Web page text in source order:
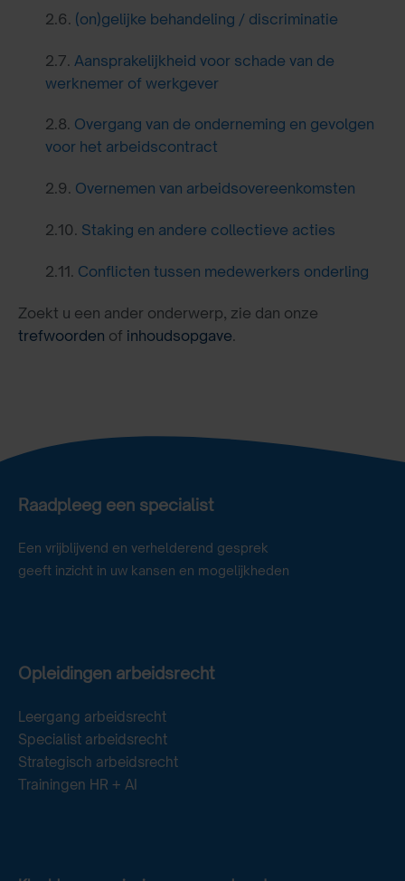
2.6. (on)gelijke behandeling / discriminatie
2.7. Aansprakelijkheid voor schade van de
werknemer of werkgever
2.8. Overgang van de onderneming en gevolgen
voor het arbeidscontract
2.9. Overnemen van arbeidsovereenkomsten
2.10. Staking en andere collectieve acties
2.11. Conflicten tussen medewerkers onderling
Zoekt u een ander onderwerp, zie dan onze
trefwoorden of inhoudsopgave.
Raadpleeg een specialist
Een vrijblijvend en verhelderend gesprek
geeft inzicht in uw kansen en mogelijkheden
Opleidingen arbeidsrecht
Leergang arbeidsrecht
Specialist arbeidsrecht
Strategisch arbeidsrecht
Trainingen HR + AI